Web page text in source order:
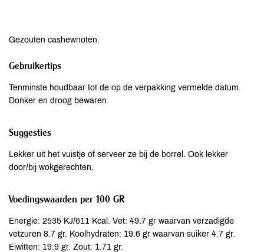
Gezouten cashewnoten.
Gebruikertips
Tenminste houdbaar tot de op de verpakking vermelde datum.
Donker en droog bewaren.
Suggesties
Lekker uit het vuistje of serveer ze bij de borrel. Ook lekker
door/bij wokgerechten.
Voedingswaarden per 100 GR
Energie: 2535 KJ/611 Kcal. Vet: 49.7 gr waarvan verzadigde
vetzuren 8.7 gr. Koolhydraten: 19.6 gr waarvan suiker 4.7 gr.
Eiwitten: 19.9 gr. Zout: 1.71 gr.